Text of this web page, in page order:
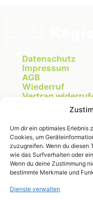
Um dir ein optimales
Cookies, um
zuzugreifen. Wenn du diesen
wie das Surfverhalten oder
Wenn du deine Zustimmung
bestimmte Merkmale und
Dienste verwalten
Datenschutz
Impressum
AGB
Wiederruf
Vertrag
Cookie Richtlinie
Instagram
RegionalMarkt OWL
Michelle Fischer